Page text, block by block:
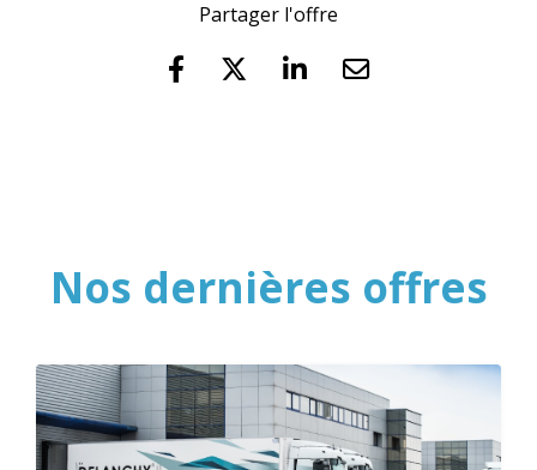
Partager l'offre
Nos dernières offres